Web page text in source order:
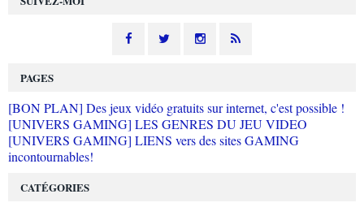
PAGES
[BON PLAN] Des jeux vidéo gratuits sur internet, c'est possible !
[UNIVERS GAMING] LES GENRES DU JEU VIDEO
[UNIVERS GAMING] LIENS vers des sites GAMING
incontournables!
CATÉGORIES